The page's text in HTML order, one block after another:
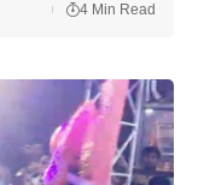
4 Min Read